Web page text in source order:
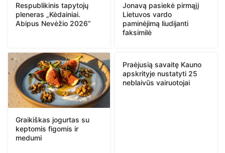
Respublikinis tapytojų
pleneras „Kėdainiai.
Abipus Nevėžio 2026“
Jonavą pasiekė pirmąjį
Lietuvos vardo
paminėjimą liudijanti
faksimilė
Graikiškas jogurtas su
keptomis figomis ir
medumi
Praėjusią savaitę Kauno
apskrityje nustatyti 25
neblaivūs vairuotojai